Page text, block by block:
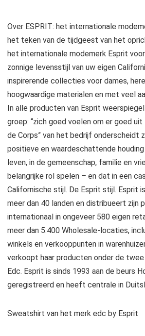
Over ESPRIT: het internationale
het teken van de tijdgeest van het
het internationale modemerk Esprit
zonnige levensstijl van uw eigen
inspirerende collecties voor dames,
hoogwaardige materialen en met veel
In alle producten van Esprit
groep: “zich goed voelen om er goed uit
de Corps” van het bedrijf onderscheidt
positieve en waardeschattende
leven, in de gemeenschap, familie en
belangrijke rol spelen – en dat in een
Californische stijl. De Esprit stijl. Esprit
meer dan 40 landen en distribueert zijn
internationaal in ongeveer 580 eigen
meer dan 5.400 Wholesale-locaties,
winkels en verkooppunten in
verkoopt haar producten onder de
Edc. Esprit is sinds 1993 aan de beurs
geregistreerd en heeft centrale in
Sweatshirt van het merk edc by Esprit